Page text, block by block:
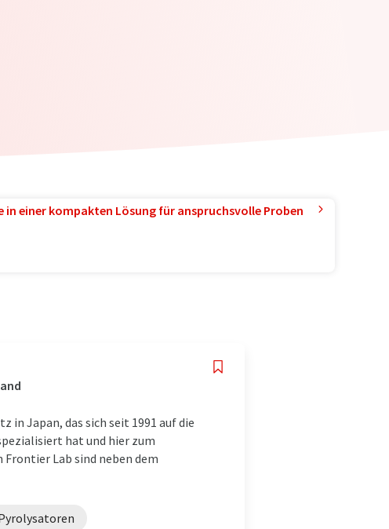
in einer kompakten Lösung für anspruchsvolle Proben
Japan, das sich seit 1991 auf die
hat und hier zum
Lab sind neben dem